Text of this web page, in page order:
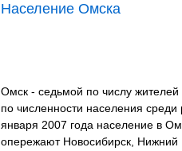
Население Омска
Омск - седьмой по числу
по численности населения
января 2007 года население в
опережают Новосибирск,